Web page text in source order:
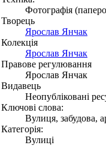
Фотографія
Творець
Ярослав Янчак
Колекція
Ярослав Янчак
Правове регулювання
Ярослав Янчак
Видавець
Неопубліковані
Ключові слова:
Вулиця, забудова,
Категорія:
Вулиці